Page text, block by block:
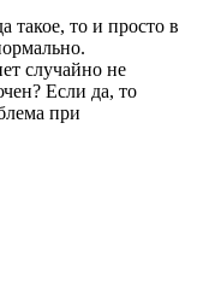
то и просто в
случайно не
Если да, то
при